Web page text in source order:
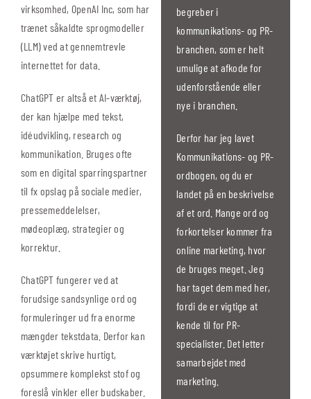
virksomhed, OpenAI Inc, som har
trænet såkaldte sprogmodeller
(LLM) ved at gennemtrevle
internettet for data.
ChatGPT er altså et AI-værktøj,
der kan hjælpe med tekst,
idéudvikling, research og
kommunikation. Bruges ofte
som en digital sparringspartner
til fx opslag på sociale medier,
pressemeddelelser,
mødeoplæg, strategier og
korrektur.
ChatGPT fungerer ved at
forudsige sandsynlige ord og
formuleringer ud fra enorme
mængder tekstdata. Derfor kan
værktøjet skrive hurtigt,
opsummere komplekst stof og
foreslå vinkler eller budskaber.
begreber i
kommunikations- og PR-
branchen, som er helt
umulige at afkode for
udenforstående eller
nye i branchen.
Derfor har jeg lavet
Kommunikations- og PR-
ordbogen, og du er
landet på en beskrivelse
af et ord. Mange ord og
forkortelser kommer fra
online marketing, hvor
de bruges meget. Jeg
har taget dem med her,
fordi de er vigtige at
kende til for PR-
specialister. Det letter
samarbejdet med
marketing.